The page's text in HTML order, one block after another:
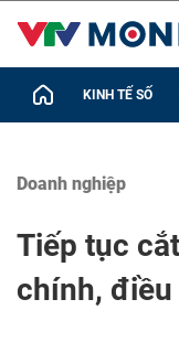
KINH TẾ SỐ
Doanh nghiệp
Tiếp tục
chính,